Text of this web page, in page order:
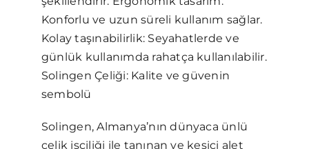
Konforlu ve uzun süreli kullanım sağlar.
Kolay taşınabilirlik: Seyahatlerde ve
günlük kullanımda rahatça kullanılabilir.
Solingen Çeliği: Kalite ve güvenin
sembolü
Solingen, Almanya’nın dünyaca ünlü
çelik işçiliği ile tanınan ve kesici alet